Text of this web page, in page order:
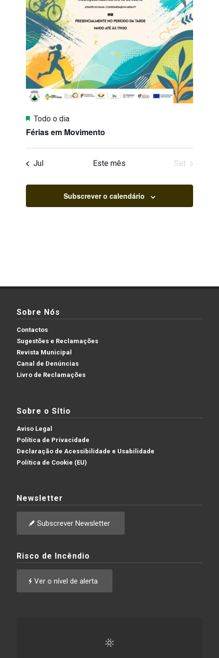
Destaque
Todo o dia
Férias em Movimento
Jul Este mês Set
Subscrever o calendário
Sobre Nós
Contactos
Sugestões e Reclamações
Revista Municipal
Canal de Denúncias
Livro de Reclamações
Sobre o Sítio
Aviso Legal
Política de Privacidade
Declaração de Acessibilidade e Usabilidade
Política de Cookie (EU)
Newsletter
Subscrever Newsletter
Risco de Incêndio
Ver o nível de alerta